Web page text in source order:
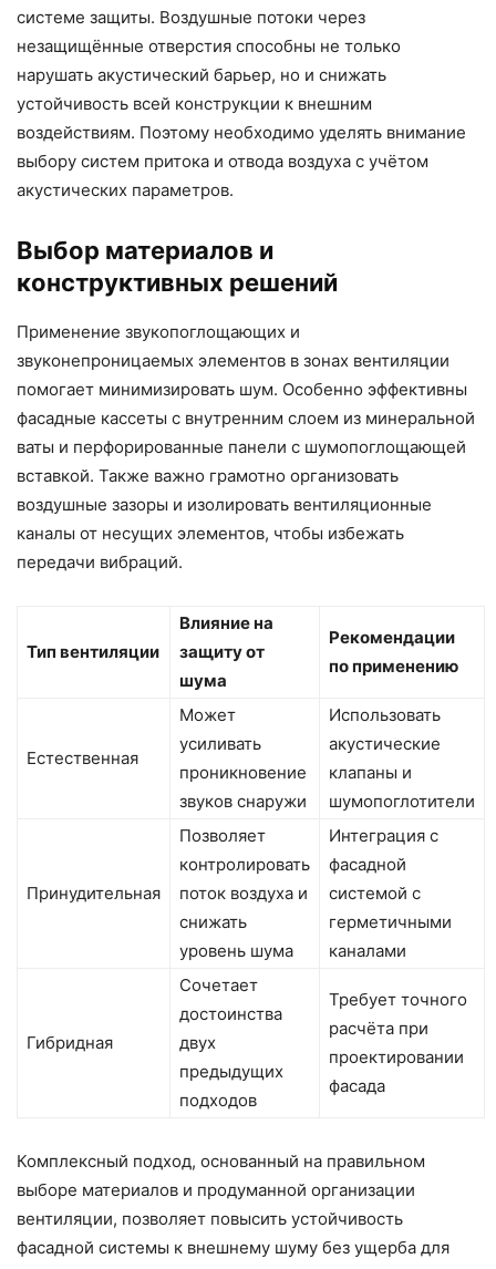
системе защиты. Воздушные потоки через
незащищённые отверстия способны не только
нарушать акустический барьер, но и снижать
устойчивость всей конструкции к внешним
воздействиям. Поэтому необходимо уделять внимание
выбору систем притока и отвода воздуха с учётом
акустических параметров.
Выбор материалов и
конструктивных решений
Применение звукопоглощающих и
звуконепроницаемых элементов в зонах вентиляции
помогает минимизировать шум. Особенно эффективны
фасадные кассеты с внутренним слоем из минеральной
ваты и перфорированные панели с шумопоглощающей
вставкой. Также важно грамотно организовать
воздушные зазоры и изолировать вентиляционные
каналы от несущих элементов, чтобы избежать
передачи вибраций.
Тип вентиляции
Влияние на
защиту от
шума
Рекомендации
по применению
Естественная
Может
усиливать
проникновение
звуков снаружи
Использовать
акустические
клапаны и
шумопоглотители
Принудительная
Позволяет
контролировать
поток воздуха и
снижать
уровень шума
Интеграция с
фасадной
системой с
герметичными
каналами
Гибридная
Сочетает
достоинства
двух
предыдущих
подходов
Требует точного
расчёта при
проектировании
фасада
Комплексный подход, основанный на правильном
выборе материалов и продуманной организации
вентиляции, позволяет повысить устойчивость
фасадной системы к внешнему шуму без ущерба для